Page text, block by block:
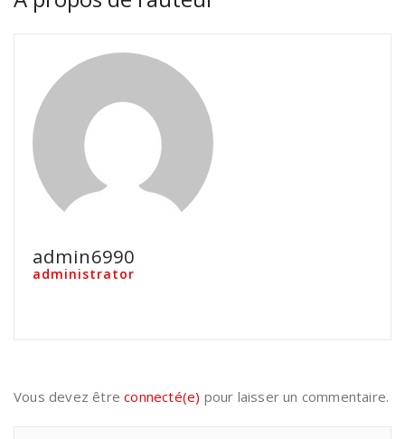
admin6990
administrator
Vous devez êtreconnecté(e) pour laisser un commentaire.